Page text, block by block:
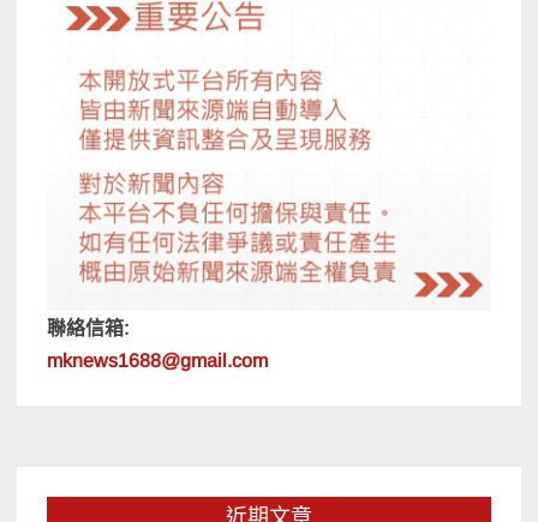
聯絡信箱:
mknews1688@gmail.com